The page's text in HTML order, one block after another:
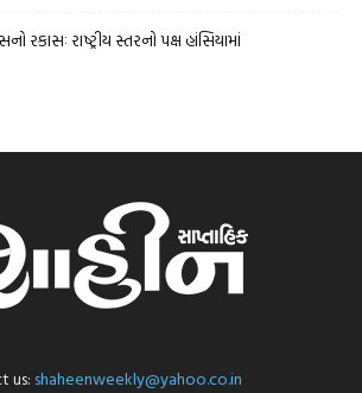
રકાસઃ રાષ્ટ્રીય સ્તરનો પક્ષ હાંસિયામાં
us: shaheenweekly@yahoo.co.in